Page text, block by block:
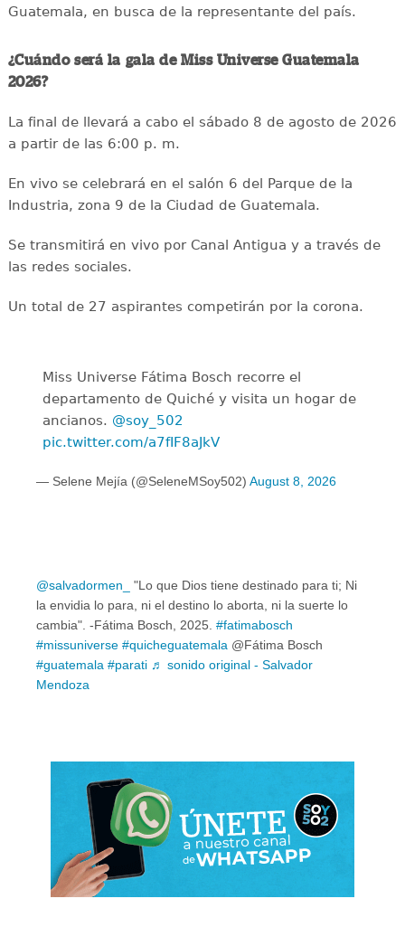
Guatemala, en busca de la representante del país.
¿Cuándo será la gala de Miss Universe Guatemala
2026?
La final de llevará a cabo el sábado 8 de agosto de 2026
a partir de las 6:00 p. m.
En vivo se celebrará en el salón 6 del Parque de la
Industria, zona 9 de la Ciudad de Guatemala.
Se transmitirá en vivo por Canal Antigua y a través de
las redes sociales.
Un total de 27 aspirantes competirán por la corona.
Miss Universe Fátima Bosch recorre el
departamento de Quiché y visita un hogar de
ancianos. @soy_502
pic.twitter.com/a7fIF8aJkV
— Selene Mejía (@SeleneMSoy502) August 8, 2026
@salvadormen_
"Lo que Dios tiene destinado para ti; Ni
la envidia lo para, ni el destino lo aborta, ni la suerte lo
cambia". -Fátima Bosch, 2025. #fatimabosch
#missuniverse #quicheguatemala @Fátima Bosch
#guatemala #parati ♬ sonido original - Salvador
Mendoza